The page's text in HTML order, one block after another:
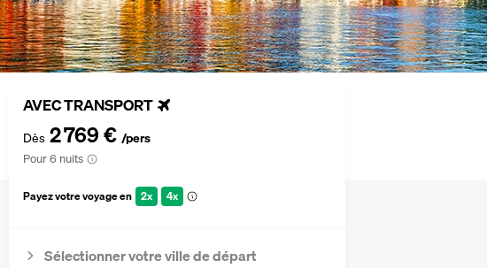
AVEC TRANSPORT
Dès 2 769 € /pers
Pour 6 nuits
Payez votre voyage en 2x 4x
Sélectionner votre ville de départ